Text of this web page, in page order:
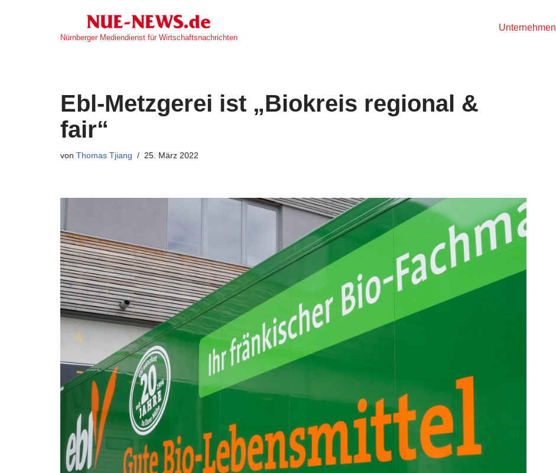
Nürnberger Mediendienst für Wirtschaftsnachrichten
Unternehmen
Ebl-Metzgerei ist „Biokreis regional &
fair“
von Thomas Tjiang 25. März 2022